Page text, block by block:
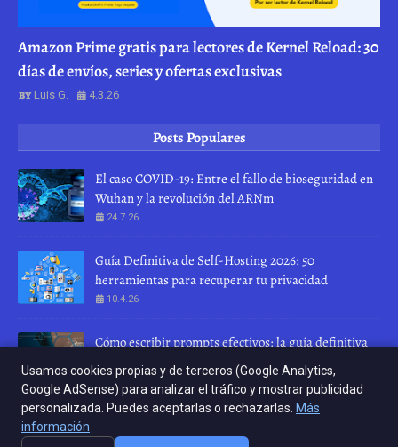
Amazon Prime gratis para lectores de Kernel Reload: 30
días de envíos, series y ofertas exclusivas
Luis G. 4.3.26
Posts Populares
El caso COVID-19: Entre el fallo de bioseguridad en
Wuhan y la revolución del ARNm
24.7.26
Guía Definitiva de Self-Hosting 2026: 50
herramientas para recuperar tu privacidad
10.4.26
Cómo escribir prompts efectivos: la guía definitiva
para hablar con una IA
28.7.26
Usamos cookies propias y de terceros (Google Analytics,
Google AdSense) para analizar el tráfico y mostrar publicidad
personalizada. Puedes aceptarlas o rechazarlas. Más
información